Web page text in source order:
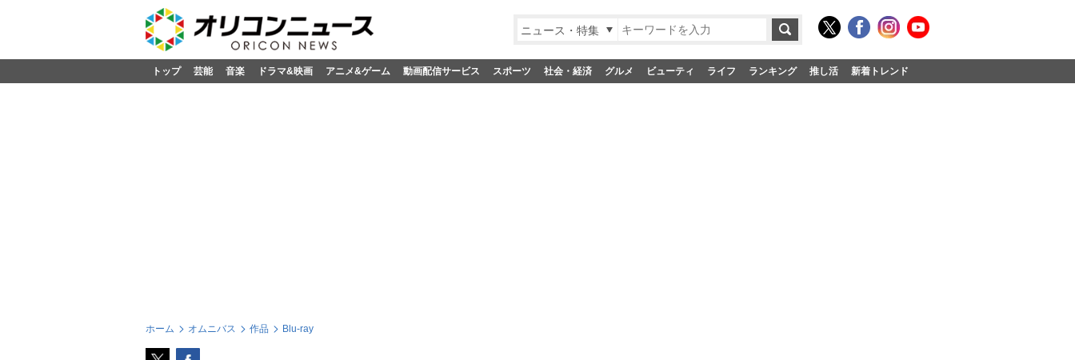
ニュース・特集
トップ 芸能 音楽 ドラマ&映画 アニメ&ゲーム 動画配信サービス スポーツ 社会・経済 グルメ ビューティ ライフ ランキング 推し活 新着トレンド
ホーム オムニバス 作品 Blu-ray